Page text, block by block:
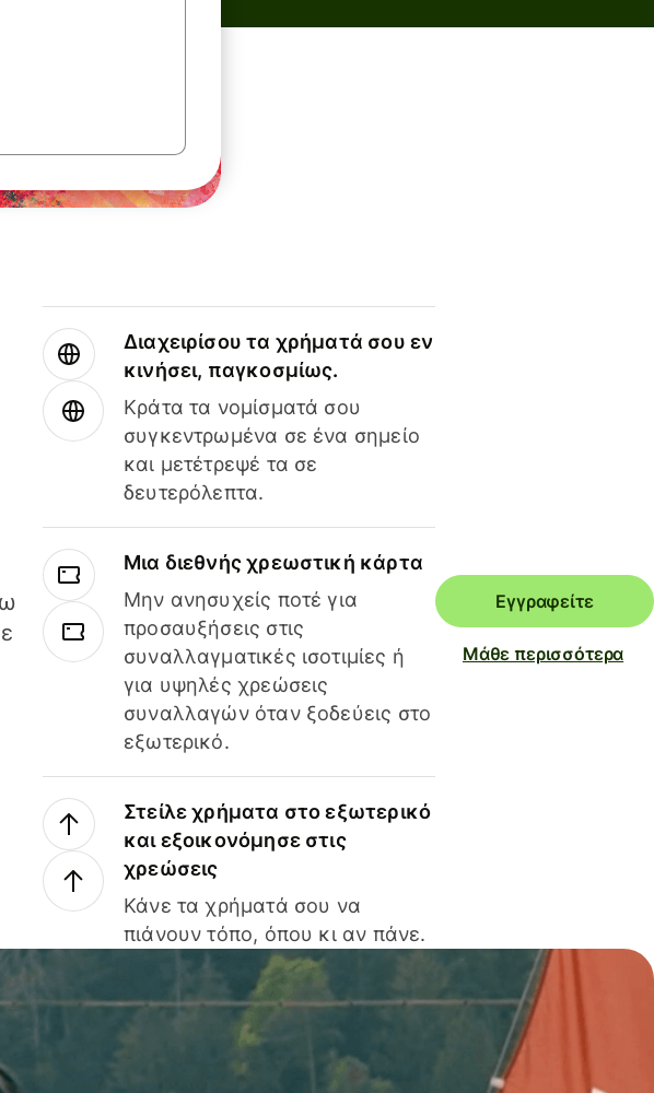
Διαχειρίσου τα χρήματά σου εν
κινήσει, παγκοσμίως.
Κράτα τα νομίσματά σου
συγκεντρωμένα σε ένα σημείο
και μετέτρεψέ τα σε
δευτερόλεπτα.
Μια διεθνής χρεωστική κάρτα
Μην ανησυχείς ποτέ για
προσαυξήσεις στις
συναλλαγματικές ισοτιμίες ή
για υψηλές χρεώσεις
συναλλαγών όταν ξοδεύεις στο
εξωτερικό.
Στείλε χρήματα στο εξωτερικό
και εξοικονόμησε στις
χρεώσεις
Κάνε τα χρήματά σου να
πιάνουν τόπο, όπου κι αν πάνε.
Εγγραφείτε
Μάθε περισσότερα